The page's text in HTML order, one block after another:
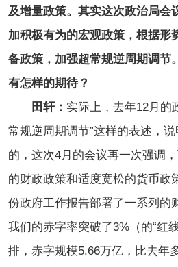
及增量政策。其实这次政治局会
加积极有为的宏观政策，根据形
备政策，加强超常规逆周期调节
有怎样的期待？
田轩： 实际上，去年12月的
常规逆周期调节”这样的表述，
的，这次4月的会议再一次强调
的财政政策和适度宽松的货币政
份政府工作报告部署了一系列的
我们的赤字率突破了3%（的“红
排，赤字规模5.66万亿，比去年